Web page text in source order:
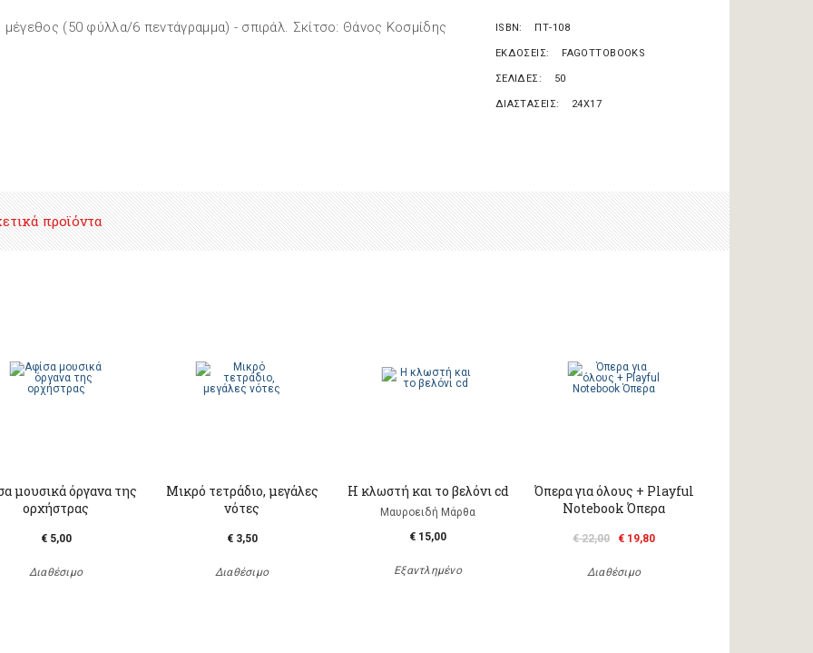
μέγεθος (50 φύλλα/6 πεντάγραμμα) - σπιράλ. Σκίτσο: Θάνος Κοσμίδης ISBN ΠΤ-108
ΕΚΔΟΣΕΙΣ FAGOTTOBOOKS
ΣΕΛΙΔΕΣ 50
ΔΙΑΣΤΑΣΕΙΣ 24X17
προϊόντα
μουσικά όργανα της
ορχήστρας
€ 5,00
Διαθέσιμο
Μικρό τετράδιο, μεγάλες
νότες
€ 3,50
Διαθέσιμο
Η κλωστή και το βελόνι cd
Μαυροειδή Μάρθα
€ 15,00
Εξαντλημένο
Όπερα για όλους + Playful
Notebook Όπερα
€ 22,00 € 19,80
Διαθέσιμο